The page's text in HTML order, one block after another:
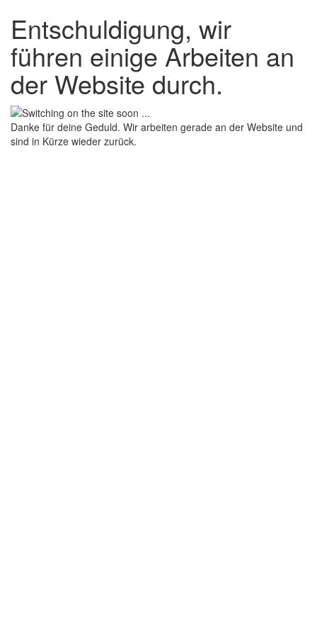
Entschuldigung, wir
führen einige Arbeiten an
der Website durch.
Danke für deine Geduld. Wir arbeiten gerade an der Website und
sind in Kürze wieder zurück.